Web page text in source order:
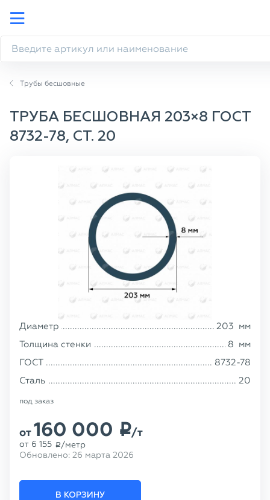
Трубы бесшовные
ТРУБА БЕСШОВНАЯ 203×8 ГОСТ
8732-78, СТ. 20
Диаметр 203 мм
Толщина стенки
8 мм
ГОСТ
8732-78
Сталь
20
под заказ
от160 000 p/т
от 6 155 p /метр
Обновлено: 26 марта 2026
В КОРЗИНУ